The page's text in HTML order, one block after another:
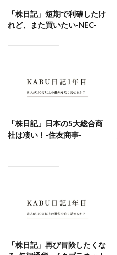
「株日記」短期で利確したけ
れど、また買いたい-NEC-
「株日記」日本の5大総合商
社は凄い！-住友商事-
「株日記」再び冒険したくな